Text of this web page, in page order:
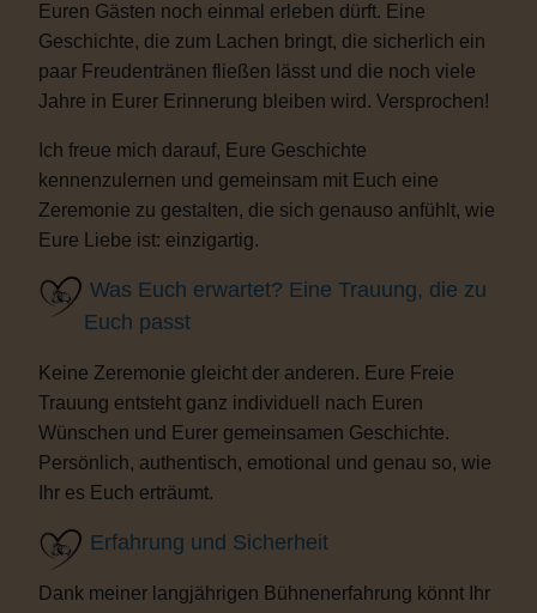
Euren Gästen noch einmal erleben dürft. Eine
Geschichte, die zum Lachen bringt, die sicherlich ein
paar Freudentränen fließen lässt und die noch viele
Jahre in Eurer Erinnerung bleiben wird. Versprochen!
Ich freue mich darauf, Eure Geschichte
kennenzulernen und gemeinsam mit Euch eine
Zeremonie zu gestalten, die sich genauso anfühlt, wie
Eure Liebe ist: einzigartig.
Was Euch erwartet? Eine Trauung, die zu
Euch passt
Keine Zeremonie gleicht der anderen. Eure Freie
Trauung entsteht ganz individuell nach Euren
Wünschen und Eurer gemeinsamen Geschichte.
Persönlich, authentisch, emotional und genau so, wie
Ihr es Euch erträumt.
Erfahrung und Sicherheit
Dank meiner langjährigen Bühnenerfahrung könnt Ihr